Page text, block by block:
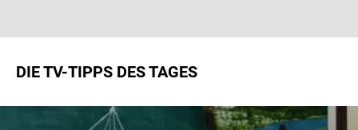
DIE TV-TIPPS DES TAGES